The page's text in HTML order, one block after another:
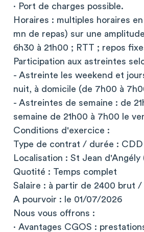
· Port de charges possible.
Horaires : multiples horaires
mn de repas) sur une
6h30 à 21h00 ; RTT ; repos
Participation aux astreintes
- Astreinte les weekend et
nuit, à domicile (de 7h00 à
- Astreintes de semaine : de
semaine de 21h00 à 7h00 le
Conditions d'exercice :
Type de contrat / durée : CDD
Localisation : St Jean d'Angély
Quotité : Temps complet
Salaire : à partir de 2400 brut /
A pourvoir : le 01/07/2026
Nous vous offrons :
· Avantages CGOS :